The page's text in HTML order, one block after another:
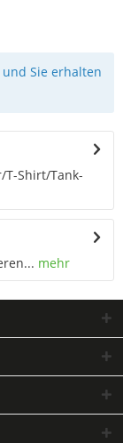
und Sie erhalten
T-Shirt/Tank-
mehr